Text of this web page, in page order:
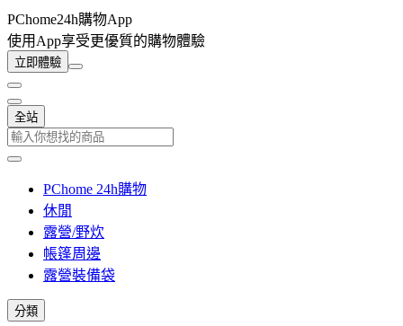
PChome24h購物App
使用App享受更優質的購物體驗
立即體驗
全站
PChome 24h購物
休閒
露營/野炊
帳篷周邊
露營裝備袋
分類